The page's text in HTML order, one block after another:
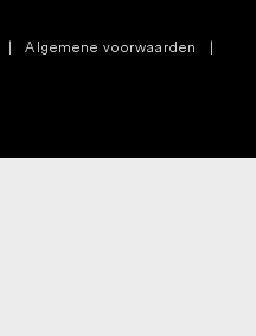
| Algemene voorwaarden
|